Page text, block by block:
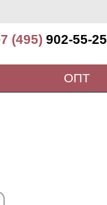
(495) 902-55-25
ОПТ